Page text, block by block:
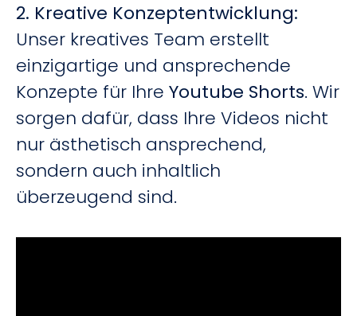
2. Kreative Konzeptentwicklung:
Unser kreatives Team erstellt
einzigartige und ansprechende
Konzepte für Ihre Youtube Shorts. Wir
sorgen dafür, dass Ihre Videos nicht
nur ästhetisch ansprechend,
sondern auch inhaltlich
überzeugend sind.